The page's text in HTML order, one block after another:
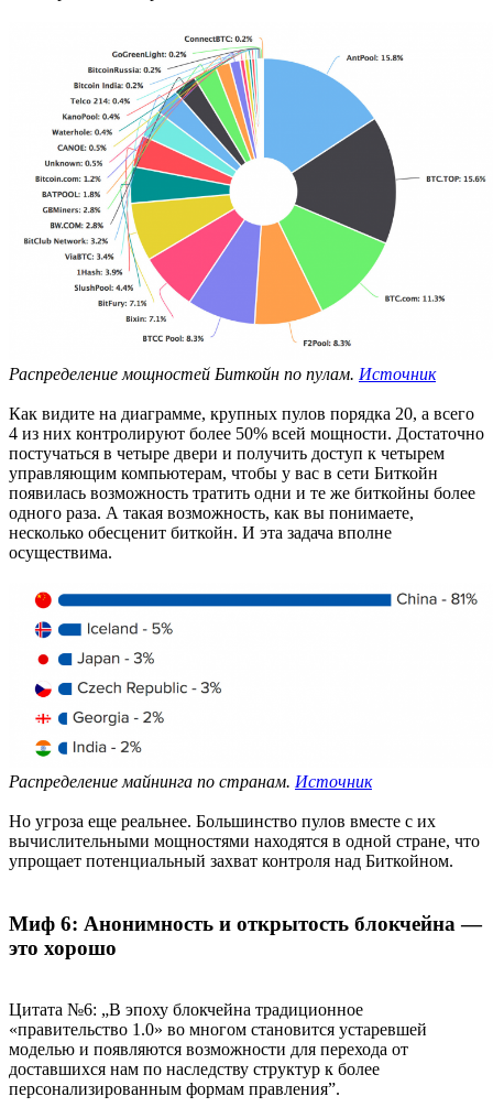
Распределение мощностей Биткойн по пулам. Источник
Как видите на диаграмме, крупных пулов порядка 20, а всего
4 из них контролируют более 50% всей мощности. Достаточно
постучаться в четыре двери и получить доступ к четырем
управляющим компьютерам, чтобы у вас в сети Биткойн
появилась возможность тратить одни и те же биткойны более
одного раза. А такая возможность, как вы понимаете,
несколько обесценит биткойн. И эта задача вполне
осуществима.
Распределение майнинга по странам. Источник
Но угроза еще реальнее. Большинство пулов вместе с их
вычислительными мощностями находятся в одной стране, что
упрощает потенциальный захват контроля над Биткойном.
Миф 6: Анонимность и открытость блокчейна —
это хорошо
Цитата №6: „В эпоху блокчейна традиционное
«правительство 1.0» во многом становится устаревшей
моделью и появляются возможности для перехода от
доставшихся нам по наследству структур к более
персонализированным формам правления”.